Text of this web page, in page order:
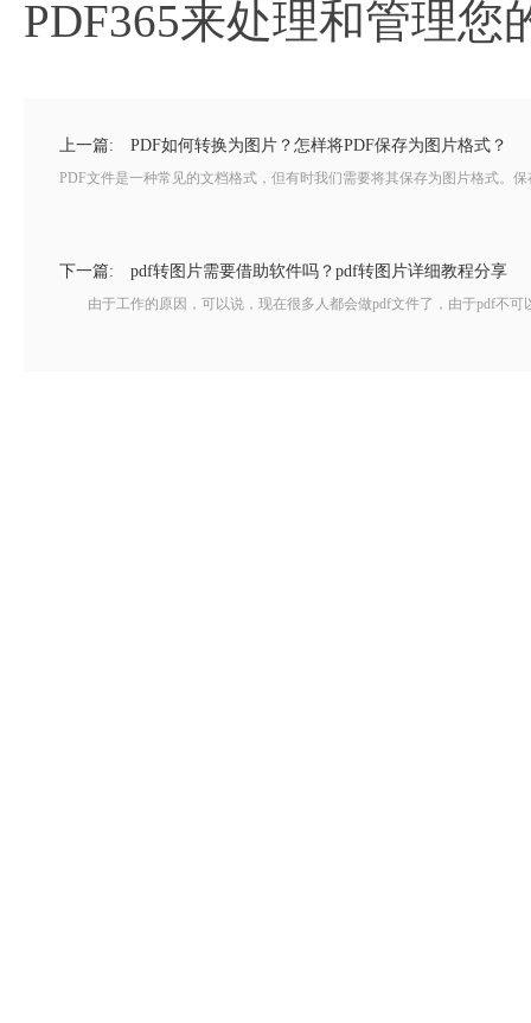
PDF365来处理和管理您
上一篇: PDF如何转换为图片？怎样将PDF保存为图片格式？
PDF文件是一种常见的文档格式，但有时我们需要将其保存为图片格式。
下一篇: pdf转图片需要借助软件吗？pdf转图片详细教程分享
由于工作的原因，可以说，现在很多人都会做pdf文件了，由于pdf不可